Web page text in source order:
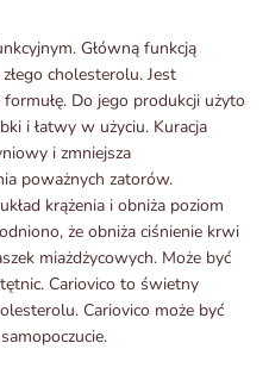
Główną funkcją
cholesterolu. Jest
Do jego produkcji użyto
i łatwy w użyciu. Kuracja
i zmniejsza
poważnych zatorów.
krążenia i obniża poziom
że obniża ciśnienie krwi
miażdżycowych. Może być
Cariovico to świetny
Cariovico może być